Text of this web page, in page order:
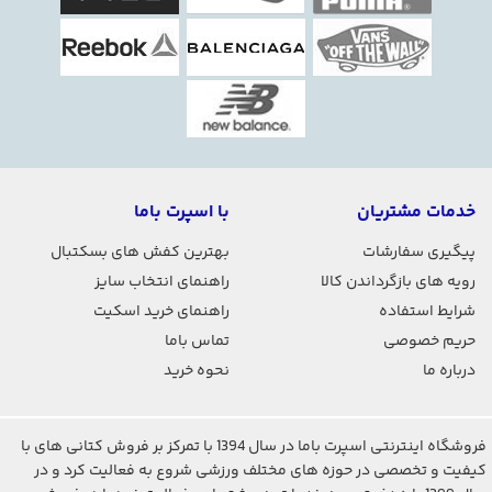
خدمات مشتریان
پیگیری سفارشات
رویه های بازگرداندن کالا
شرایط استفاده
حریم خصوصی
درباره ما
با اسپرت باما
بهترین کفش های بسکتبال
راهنمای انتخاب سایز
راهنمای خرید اسکیت
تماس باما
نحوه خرید
فروشگاه اینترنتی اسپرت باما در سال 1394 با تمرکز بر فروش کتانی های با
کیفیت و تخصصی در حوزه های مختلف ورزشی شروع به فعالیت کرد و در